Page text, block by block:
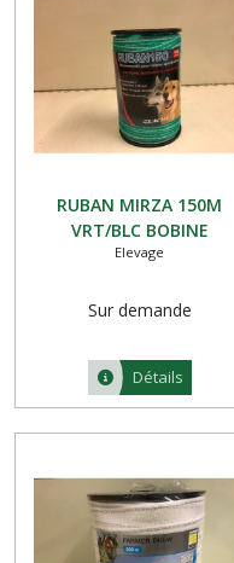
RUBAN MIRZA 150M
VRT/BLC BOBINE
Elevage
Sur demande
Détails